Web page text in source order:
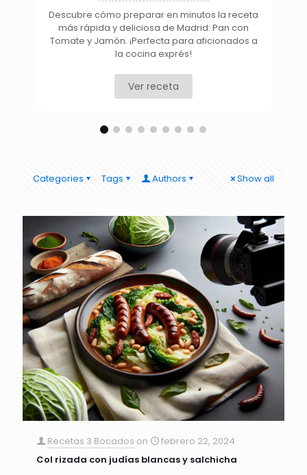
Descubre cómo preparar en minutos la receta
más rápida y deliciosa de Madrid: Pan con
Tomate y Jamón. ¡Perfecta para aficionados a
la cocina exprés!
Ver receta
Categories Tags Authors Show all
Recetas 3 Bocados on
febrero 22, 2024
Col rizada con judías blancas y salchicha